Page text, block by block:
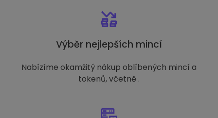
Výběr nejlepších mincí
Nabízíme okamžitý nákup oblíbených mincí a
tokenů, včetně .